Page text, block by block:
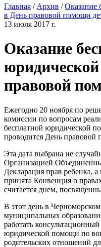
Главная / Архив /Оказание
в День правовой помощи
13 июля 2017 г.
Оказание
правовой
Ежегодно 20 ноября по
комиссии по вопросам
бесплатной юридической
проводится День правовой
Эта дата выбрана не
Организацией
Декларация прав ребенка,
принята Конвенция о
считается днем,
В этот день в
муниципальных
работать
юридической помощи по
родительских отношений